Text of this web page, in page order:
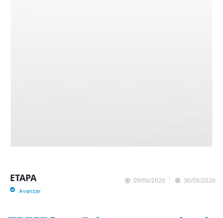
09/06/2026 30/09/2026
ETAPA
Avanzar